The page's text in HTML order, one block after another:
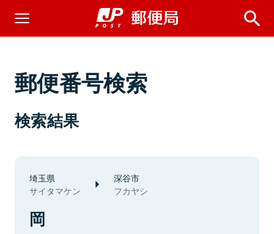
郵便番号検索
検索結果
埼玉県
サイタマケン
深谷市
フカヤシ
岡